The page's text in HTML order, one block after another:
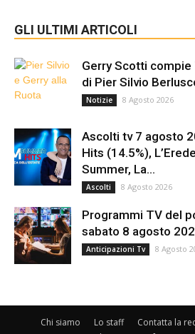
GLI ULTIMI ARTICOLI
Gerry Scotti compie
di Pier Silvio
Notizie 8 Agosto 2026
Ascolti tv 7 agosto
Hits (14.5%),
Summer, La...
Ascolti 8 Agosto 2026
Programmi TV del
sabato 8 agosto
Anticipazioni Tv 8 Agosto
Chi siamo Lo staff Contatta la